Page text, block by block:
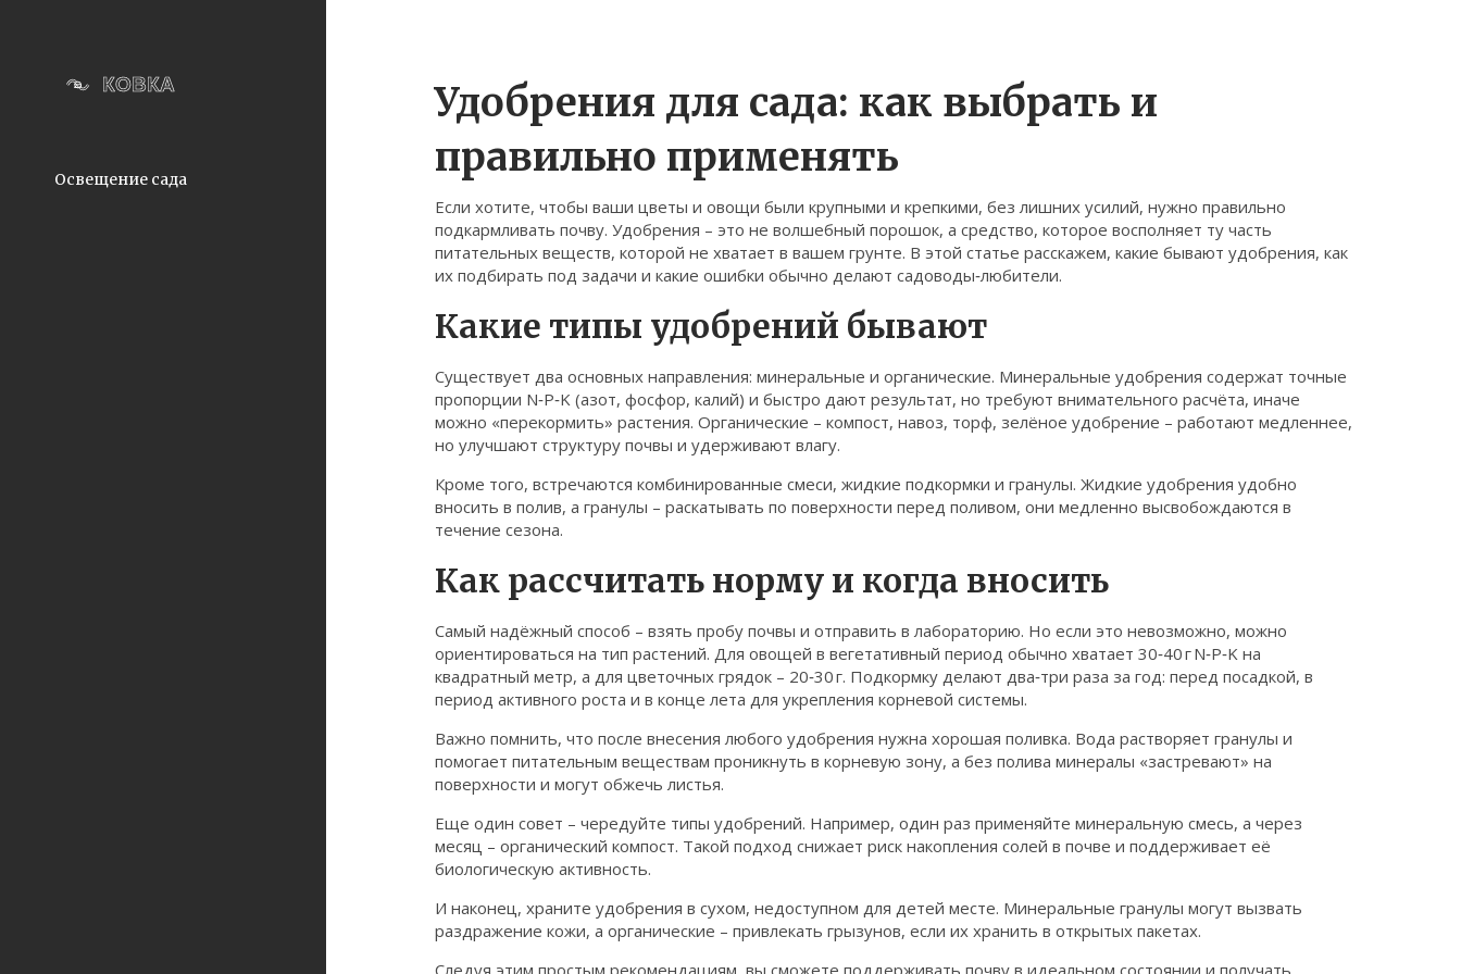
Освещение сада
Удобрения для сада: как выбрать и
правильно применять
Если хотите, чтобы ваши цветы и овощи были крупными и крепкими, без лишних усилий, нужно правильно
подкармливать почву. Удобрения – это не волшебный порошок, а средство, которое восполняет ту часть
питательных веществ, которой не хватает в вашем грунте. В этой статье расскажем, какие бывают удобрения, как
их подбирать под задачи и какие ошибки обычно делают садоводы‑любители.
Какие типы удобрений бывают
Существует два основных направления: минеральные и органические. Минеральные удобрения содержат точные
пропорции N‑P‑K (азот, фосфор, калий) и быстро дают результат, но требуют внимательного расчёта, иначе
можно «перекормить» растения. Органические – компост, навоз, торф, зелёное удобрение – работают медленнее,
но улучшают структуру почвы и удерживают влагу.
Кроме того, встречаются комбинированные смеси, жидкие подкормки и гранулы. Жидкие удобрения удобно
вносить в полив, а гранулы – раскатывать по поверхности перед поливом, они медленно высвобождаются в
течение сезона.
Как рассчитать норму и когда вносить
Самый надёжный способ – взять пробу почвы и отправить в лабораторию. Но если это невозможно, можно
ориентироваться на тип растений. Для овощей в вегетативный период обычно хватает 30‑40 г N‑P‑K на
квадратный метр, а для цветочных грядок – 20‑30 г. Подкормку делают два‑три раза за год: перед посадкой, в
период активного роста и в конце лета для укрепления корневой системы.
Важно помнить, что после внесения любого удобрения нужна хорошая поливка. Вода растворяет гранулы и
помогает питательным веществам проникнуть в корневую зону, а без полива минералы «застревают» на
поверхности и могут обжечь листья.
Еще один совет – чередуйте типы удобрений. Например, один раз применяйте минеральную смесь, а через
месяц – органический компост. Такой подход снижает риск накопления солей в почве и поддерживает её
биологическую активность.
И наконец, храните удобрения в сухом, недоступном для детей месте. Минеральные гранулы могут вызвать
раздражение кожи, а органические – привлекать грызунов, если их хранить в открытых пакетах.
Следуя этим простым рекомендациям, вы сможете поддерживать почву в идеальном состоянии и получать